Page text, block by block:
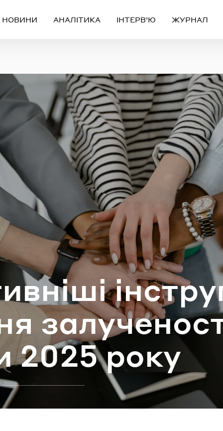
НОВИНИ АНАЛІТИКА ІНТЕРВ’Ю ЖУРНАЛ
2025 року
Вхід Реєстрація
ЧЕРЕЗ СОЦІАЛЬНІ МЕРЕЖІ
FACEBOOK GOOGLE
АБО
Забули
УВІЙТИ